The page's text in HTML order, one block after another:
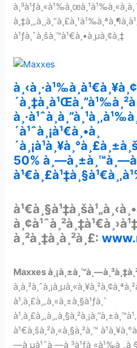
à¹ƒà¸ˆà¸šà¸™à¹€à¸•à¸µà¸¢à¸‡
´à¹ˆà¸¡à¹€à¸•à¸
50%
à¸²à¸‡à¸à¸²à¸£:
Maxxes
à¹‚à¸£à¸„à¸«à¸±à¸§à¹ƒà¸ˆ
à¹€à¸šà¸²à¸«à¸§à¸²à¸™